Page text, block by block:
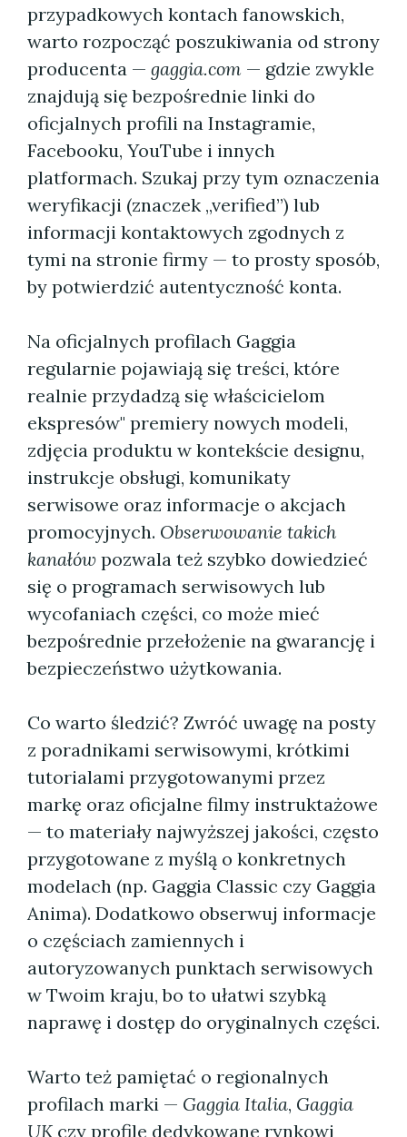
przypadkowych kontach fanowskich,
warto rozpocząć poszukiwania od strony
producenta — gaggia.com — gdzie zwykle
znajdują się bezpośrednie linki do
oficjalnych profili na Instagramie,
Facebooku, YouTube i innych
platformach. Szukaj przy tym oznaczenia
weryfikacji (znaczek „verified”) lub
informacji kontaktowych zgodnych z
tymi na stronie firmy — to prosty sposób,
by potwierdzić autentyczność konta.
Na oficjalnych profilach Gaggia
regularnie pojawiają się treści, które
realnie przydadzą się właścicielom
ekspresów" premiery nowych modeli,
zdjęcia produktu w kontekście designu,
instrukcje obsługi, komunikaty
serwisowe oraz informacje o akcjach
promocyjnych. Obserwowanie takich
kanałów pozwala też szybko dowiedzieć
się o programach serwisowych lub
wycofaniach części, co może mieć
bezpośrednie przełożenie na gwarancję i
bezpieczeństwo użytkowania.
Co warto śledzić? Zwróć uwagę na posty
z poradnikami serwisowymi, krótkimi
tutorialami przygotowanymi przez
markę oraz oficjalne filmy instruktażowe
— to materiały najwyższej jakości, często
przygotowane z myślą o konkretnych
modelach (np. Gaggia Classic czy Gaggia
Anima). Dodatkowo obserwuj informacje
o częściach zamiennych i
autoryzowanych punktach serwisowych
w Twoim kraju, bo to ułatwi szybką
naprawę i dostęp do oryginalnych części.
Warto też pamiętać o regionalnych
profilach marki — Gaggia Italia, Gaggia
UKczy profile dedykowane rynkowi